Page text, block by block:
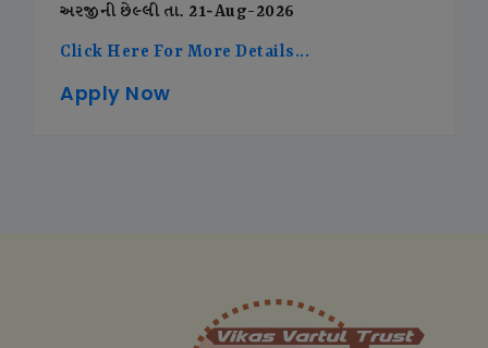
અરજીની છેલ્લી તા. 21-Aug-2026
Click Here For More Details...
Apply Now